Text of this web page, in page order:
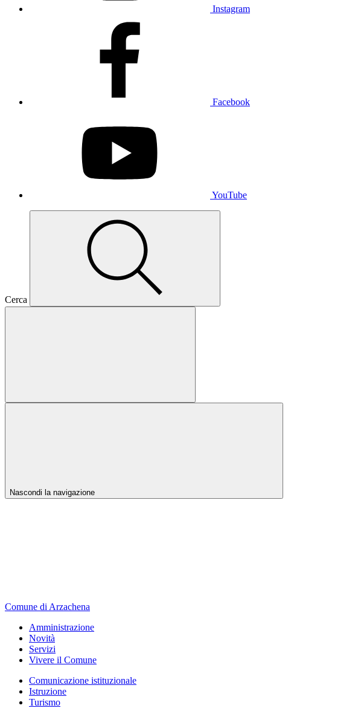
Instagram
Facebook
YouTube
Cerca
Nascondi la navigazione
Comune di Arzachena
Amministrazione
Novità
Servizi
Vivere il Comune
Comunicazione istituzionale
Istruzione
Turismo